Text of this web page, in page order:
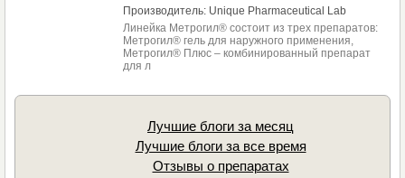
Производитель: Unique Pharmaceutical Lab
Линейка Метрогил® состоит из трех препаратов:
Метрогил® гель для наружного применения,
Метрогил® Плюс – комбинированный препарат
для л
Лучшие блоги за месяц
Лучшие блоги за все время
Отзывы о препаратах